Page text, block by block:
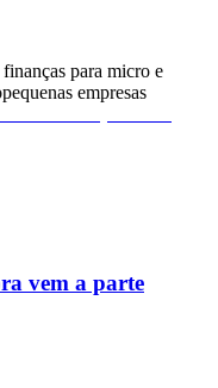
finanças para micro e
pequenas empresas
vem a parte